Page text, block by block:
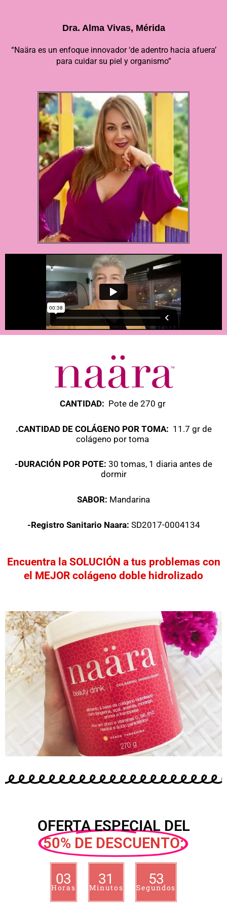
Dra. Alma Vivas, Mérida
“Naära es un enfoque innovador ‘de adentro hacia afuera’
para cuidar su piel y organismo”
CANTIDAD: Pote de 270 gr
.CANTIDAD DE COLÁGENO POR TOMA: 11.7 gr de
colágeno por toma
-DURACIÓN POR POTE: 30 tomas, 1 diaria antes de
dormir
SABOR: Mandarina
-Registro Sanitario Naara: SD2017-0004134
Encuentra la SOLUCIÓN a tus problemas con
el MEJOR colágeno doble hidrolizado
OFERTA ESPECIAL DEL
50% DE DESCUENTO:
03
Horas
31
Minutos
52
Segundos